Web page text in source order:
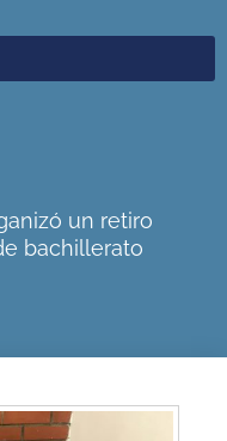
un retiro
bachillerato